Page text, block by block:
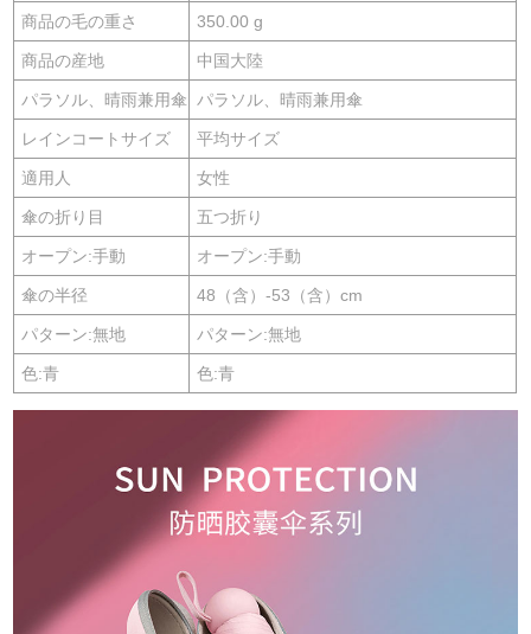
商品の毛の重さ 350.00 g
商品の産地 中国大陸
パラソル、晴雨兼用傘 パラソル、晴雨兼用傘
レインコートサイズ 平均サイズ
適用人 女性
傘の折り目 五つ折り
オープン:手動 オープン:手動
傘の半径 48（含）-53（含）cm
パターン:無地 パターン:無地
色:青 色:青